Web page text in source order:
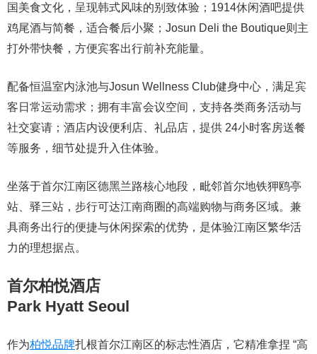
国美食文化，呈现韩式风味的别致体验；1914休闲酒吧提供
鸡尾酒与简餐，适合餐后小聚；Josun Deli the Boutique则主
打外带快餐，方便宾客出行前补充能量。
配备恒温室内泳池与Josun Wellness Club健身中心，满足宾
客日常运动需求；拥有丰富会议空间，支持各类商务活动与
社交宴请；酒店内设便利店、礼品店，提供 24小时客房送餐
等服务，细节处提升入住体验。
坐落于首尔江南区德黑兰路核心地段，毗邻首尔地铁狎鸥亭
站、驿三站，步行可达江南商圈的高端购物与商务区域。兼
具商务出行的便捷与休闲探索的优势，是体验江南区繁华活
力的理想据点。
首尔柏悦酒店
Park Hyatt Seoul
作为柏悦品牌扎根首尔江南区的标志性酒店，它精准拿捏 “高